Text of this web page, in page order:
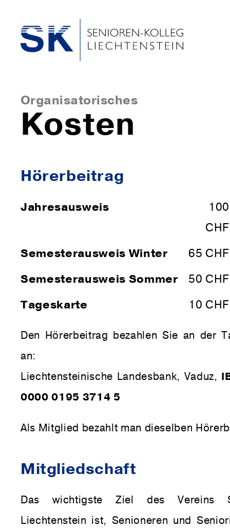
Organisatorisches
Kosten
Hörer­bei­trag
Jahresausweis
100
CHF
Semesterausweis Winter
65 CHF
Semesterausweis Sommer
50 CHF
Tageskarte
10 CHF
Den Hörerbeitrag bezahlen Sie an der
an:
Liechtensteinische Landesbank, Vaduz,
0000 0195 3714 5
Als Mitglied bezahlt man dieselben
Mit­glied­schaft
Das wichtigste Ziel des Vereins
Liechtenstein ist, Senioneren und